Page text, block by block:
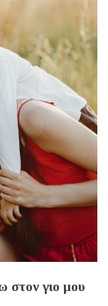
στον γιο μου